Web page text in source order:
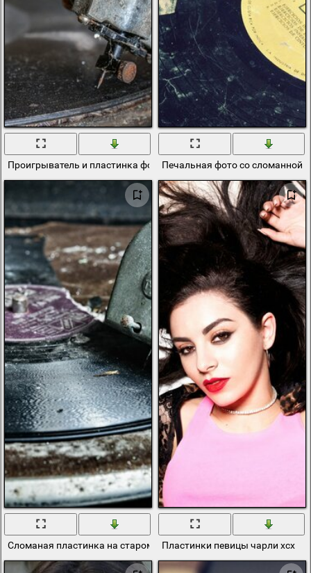
Проигрыватель и пластинка фото на обоиПечальная фото со сломанной
Сломаная пластинка на старом грамофонеПластинки певицы чарли хсх